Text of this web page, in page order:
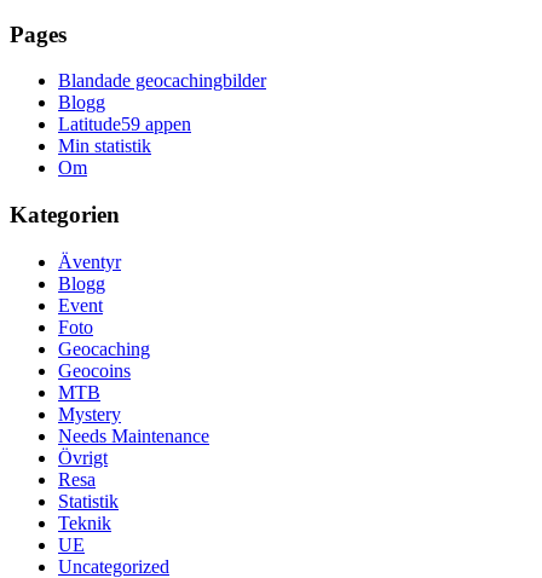
Pages
Blandade geocachingbilder
Blogg
Latitude59 appen
Min statistik
Om
Kategorien
Äventyr
Blogg
Event
Foto
Geocaching
Geocoins
MTB
Mystery
Needs Maintenance
Övrigt
Resa
Statistik
Teknik
UE
Uncategorized